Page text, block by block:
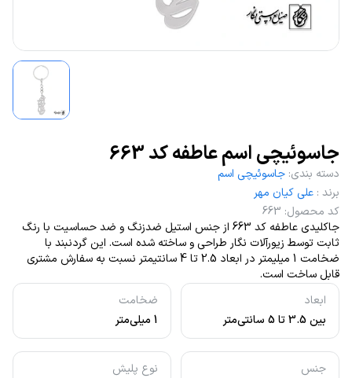
جاسوئیچی اسم عاطفه کد 663
ابعاد
بین 3.5 تا 5 سانتی‌متر
ضخامت
1 میلی‌متر
جنس
نوع پلیش
دسته بندی: جاسوئیچی اسم
برند : علی کیان مهر
کد محصول:
663
جاکلیدی عاطفه کد 663 از جنس استیل ضدزنگ و ضد حساسیت با رنگ
ثابت توسط زیورآلات نگار طراحی و ساخته شده است. این گردنبند با
ضخامت 1 میلیمتر در ابعاد 2.5 تا 4 سانتیمتر نسبت به سفارش مشتری
قابل ساخت است.